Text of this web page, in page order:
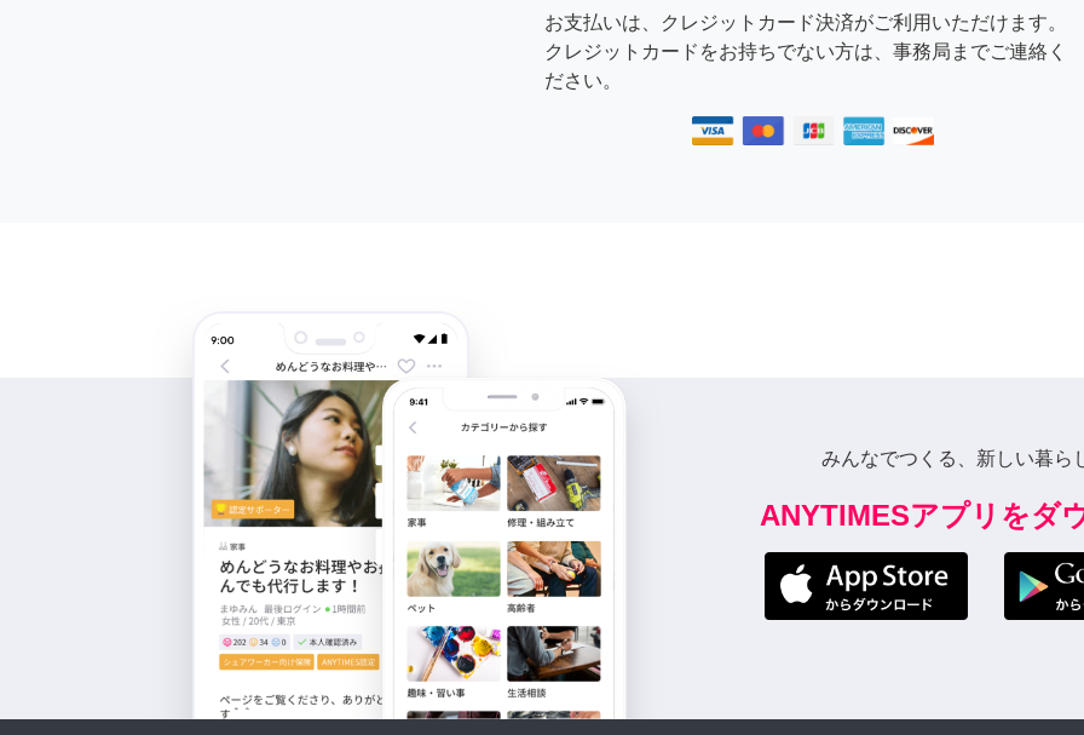
8年前
以前清掃の方で連絡させていただきました
が、如何でしょうか？
Kenshin Sakaguchi
３月２３日ぐらいまでなら可能です。
お支払いは、クレジットカード決済がご利用いただけます。
クレジットカードをお持ちでない方は、事務局までご連絡く
ださい。
みんなでつくる、新しい暮ら
ANYTIMESアプリをダ